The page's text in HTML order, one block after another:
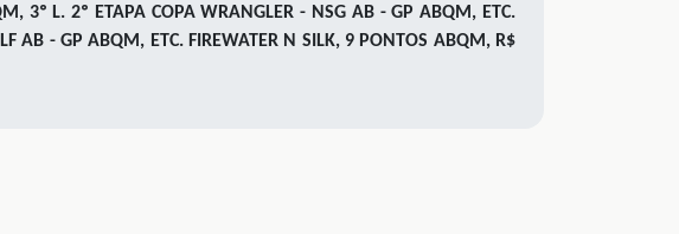
3º L. 2º ETAPA COPA WRANGLER - NSG AB - GP ABQM, ETC.
AB - GP ABQM, ETC. FIREWATER N SILK, 9 PONTOS ABQM, R$